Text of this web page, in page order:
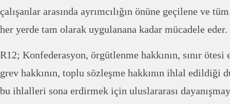
çalışanlar arasında ayrımcılığın önüne geçilene ve
her yerde tam olarak uygulanana kadar mücadele eder.
R12; Konfederasyon, örgütlenme hakkının, sınır
grev hakkının, toplu sözleşme hakkının ihlal edildiği
bu ihlalleri sona erdirmek için uluslararası